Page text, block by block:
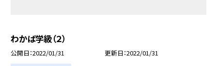
わかば学級（２）
公開日 2022/01/31 更新日 2022/01/31